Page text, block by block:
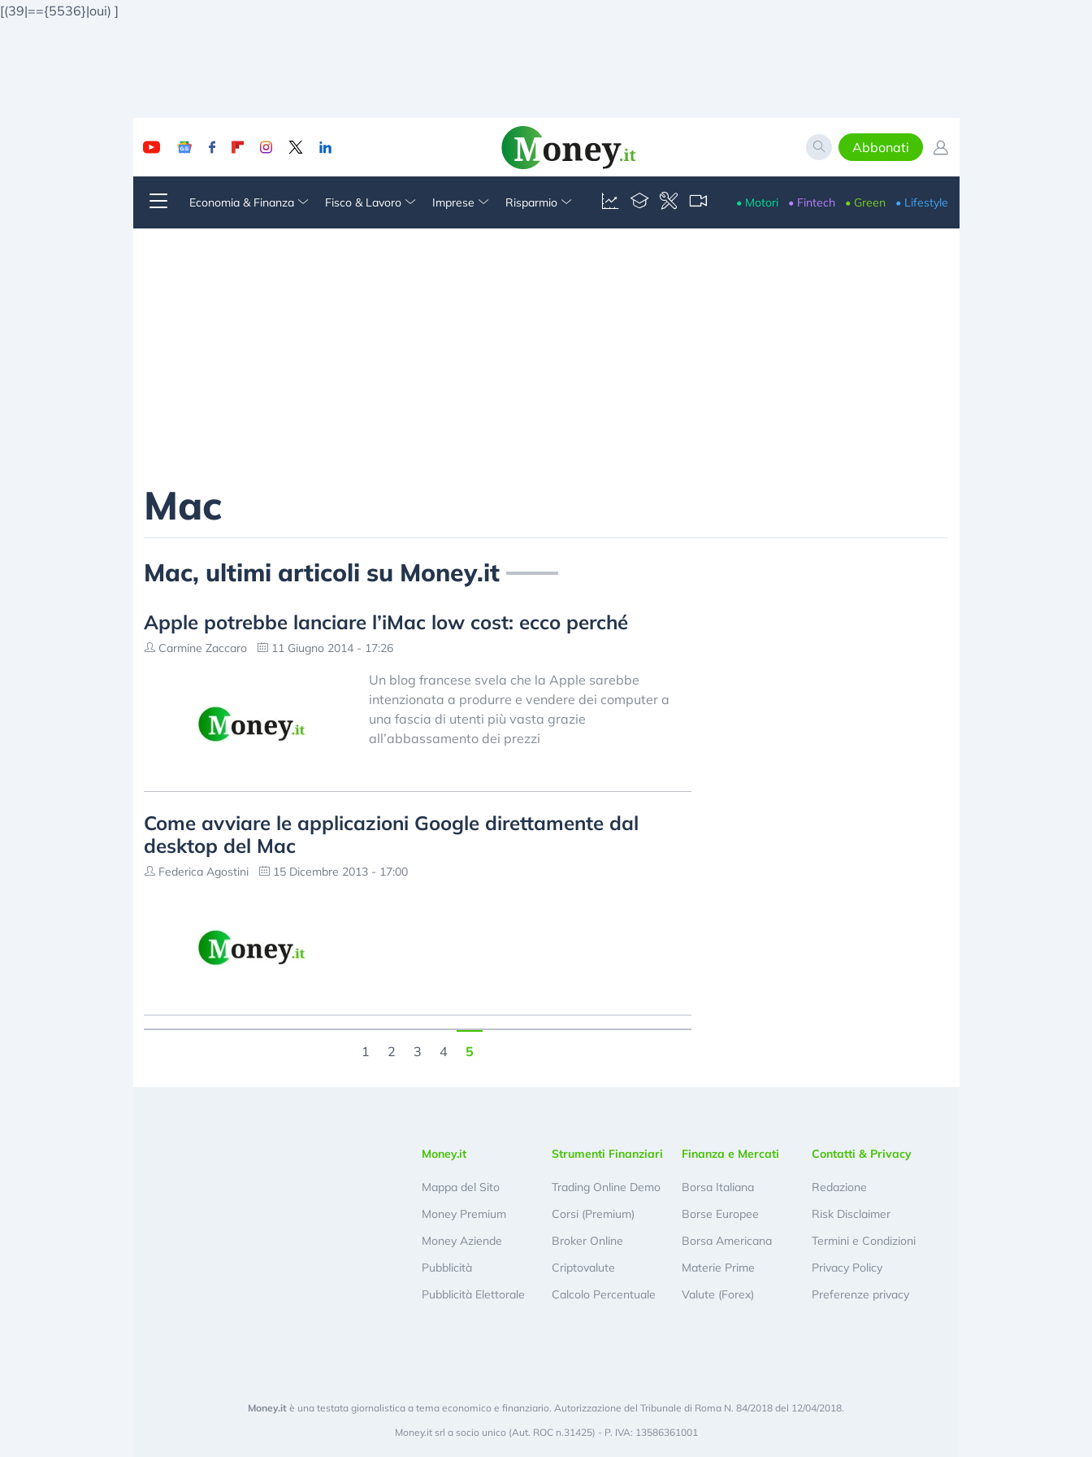
[(39|=={5536}|oui) ]
Abbonati
Economia & Finanza Fisco & Lavoro Imprese Risparmio • Motori • Fintech • Green • Lifestyle
Mac
Mac, ultimi articoli su Money.it
Apple potrebbe lanciare l’iMac low cost: ecco perché
Carmine Zaccaro 11 Giugno 2014 - 17:26
Un blog francese svela che la Apple sarebbe
intenzionata a produrre e vendere dei computer a
una fascia di utenti più vasta grazie
all’abbassamento dei prezzi
Come avviare le applicazioni Google direttamente dal
desktop del Mac
Federica Agostini 15 Dicembre 2013 - 17:00
1 2 3 4 5
Money.it
Mappa del Sito
Money Premium
Money Aziende
Pubblicità
Pubblicità Elettorale
Strumenti Finanziari
Trading Online Demo
Corsi (Premium)
Broker Online
Criptovalute
Calcolo Percentuale
Finanza e Mercati
Borsa Italiana
Borse Europee
Borsa Americana
Materie Prime
Valute (Forex)
Contatti & Privacy
Redazione
Risk Disclaimer
Termini e Condizioni
Privacy Policy
Preferenze privacy
Money.it è una testata giornalistica a tema economico e finanziario. Autorizzazione del Tribunale di Roma N. 84/2018 del 12/04/2018.
Money.it srl a socio unico (Aut. ROC n.31425) - P. IVA: 13586361001